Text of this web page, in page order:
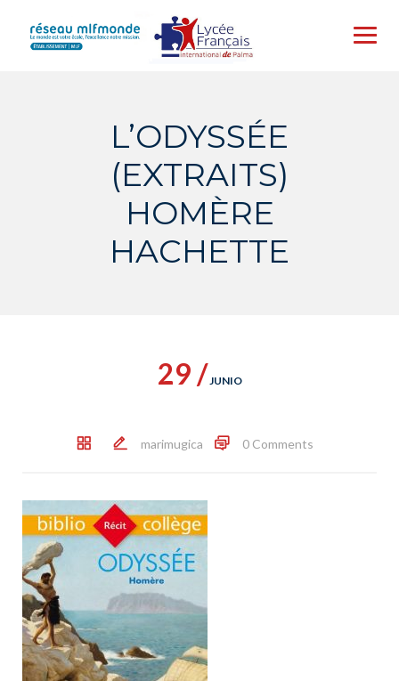
content
L’ODYSSÉE
(EXTRAITS)
HOMÈRE
HACHETTE
29 /JUNIO
marimugica 0 Comments